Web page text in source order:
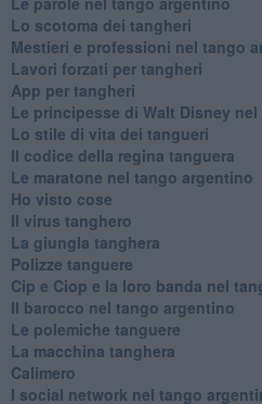
Lo scotoma dei tangheri
Mestieri e professioni nel tango
Lavori forzati per tangheri
App per tangheri
Le principesse di Walt Disney
Lo stile di vita dei tangueri
Il codice della regina tanguera
Le maratone nel tango argentino
Ho visto cose
Il virus tanghero
La giungla tanghera
Polizze tanguere
Cip e Ciop e la loro banda nel
Il barocco nel tango argentino
Le polemiche tanguere
La macchina tanghera
Calimero
​I social network nel tango